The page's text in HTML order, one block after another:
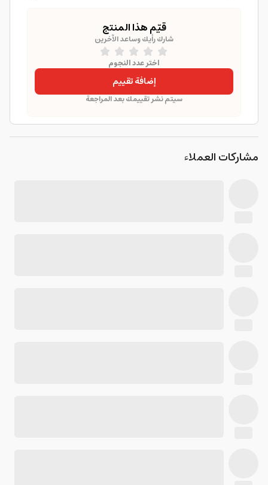
قيّم هذا المنتج
شارك رأيك وساعد الآخرين
اختر عدد النجوم
إضافة تقييم
سيتم نشر تقييمك بعد المراجعة
مشاركات العملاء